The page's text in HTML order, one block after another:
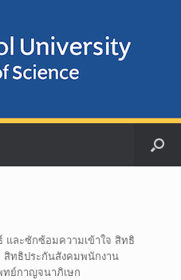
ละซักซ้อมความเข้าใจ สิทธิ
สิทธิประกันสังคมพนักงาน
ย์กาญจนาภิเษก